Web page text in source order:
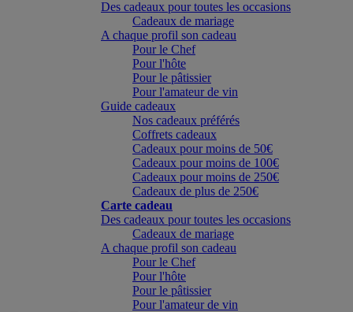
Des cadeaux pour toutes les occasions
Cadeaux de mariage
A chaque profil son cadeau
Pour le Chef
Pour l'hôte
Pour le pâtissier
Pour l'amateur de vin
Guide cadeaux
Nos cadeaux préférés
Coffrets cadeaux
Cadeaux pour moins de 50€
Cadeaux pour moins de 100€
Cadeaux pour moins de 250€
Cadeaux de plus de 250€
Carte cadeau
Des cadeaux pour toutes les occasions
Cadeaux de mariage
A chaque profil son cadeau
Pour le Chef
Pour l'hôte
Pour le pâtissier
Pour l'amateur de vin